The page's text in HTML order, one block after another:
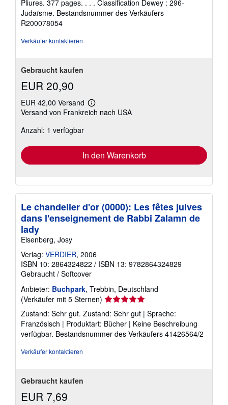
Sternen
Pliures. 377 pages. . . . Classification Dewey : 296-
Judaïsme. Bestandsnummer des Verkäufers
R200078054
Verkäufer kontaktieren
Gebraucht kaufen
EUR 20,90
EUR 42,00 Versand
Weitere
Informationen
Versand von Frankreich nach USA
Anzahl: 1 verfügbar
In den Warenkorb
Le chandelier d'or (0000): Les fêtes juives
dans l'enseignement de Rabbi Zalamn de
lady
Eisenberg, Josy
Verlag: VERDIER, 2006
ISBN 10: 2864324822 / ISBN 13: 9782864324829
Gebraucht / Softcover
Anbieter: Buchpark, Trebbin, Deutschland
(Verkäufer mit 5 Sternen) Verkäuferbewertung
von
5
Sternen
Zustand: Sehr gut. Zustand: Sehr gut | Sprache:
Französisch | Produktart: Bücher | Keine Beschreibung
verfügbar. Bestandsnummer des Verkäufers 41426564/2
Verkäufer kontaktieren
Gebraucht kaufen
EUR 7,69